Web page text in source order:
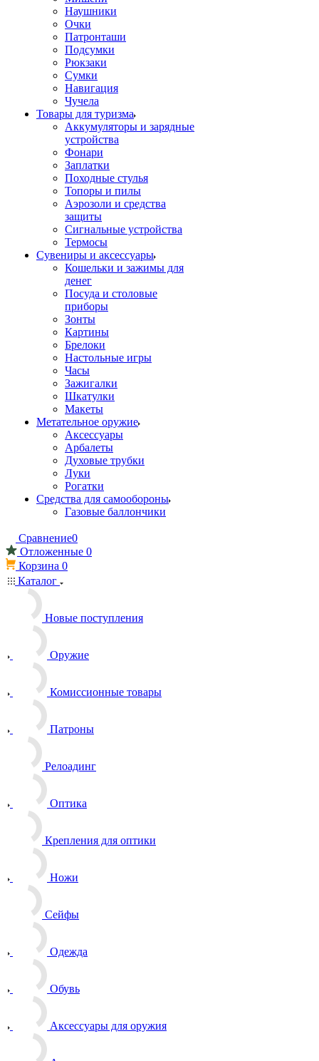
Наушники
Очки
Патронташи
Подсумки
Рюкзаки
Сумки
Навигация
Чучела
Товары для туризма
Аккумуляторы и зарядные
устройства
Фонари
Заплатки
Походные стулья
Топоры и пилы
Аэрозоли и средства
защиты
Сигнальные устройства
Термосы
Сувениры и аксессуары
Кошельки и зажимы для
денег
Посуда и столовые
приборы
Зонты
Картины
Брелоки
Настольные игры
Часы
Зажигалки
Шкатулки
Макеты
Метательное оружие
Аксессуары
Арбалеты
Духовые трубки
Луки
Рогатки
Средства для самообороны
Газовые баллончики
Сравнение0
Отложенные 0
Корзина 0
Каталог
Новые поступления
Оружие
Комиссионные товары
Патроны
Релоадинг
Оптика
Крепления для оптики
Ножи
Сейфы
Одежда
Обувь
Аксессуары для оружия